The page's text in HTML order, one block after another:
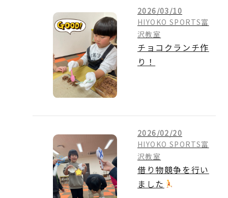
2026/03/10
HIYOKO SPORTS富
沢教室
チョコクランチ作
り！
2026/02/20
HIYOKO SPORTS富
沢教室
借り物競争を行い
ました